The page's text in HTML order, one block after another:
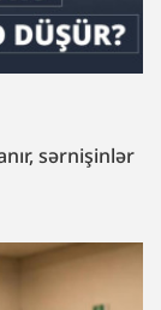
sərnişinlər